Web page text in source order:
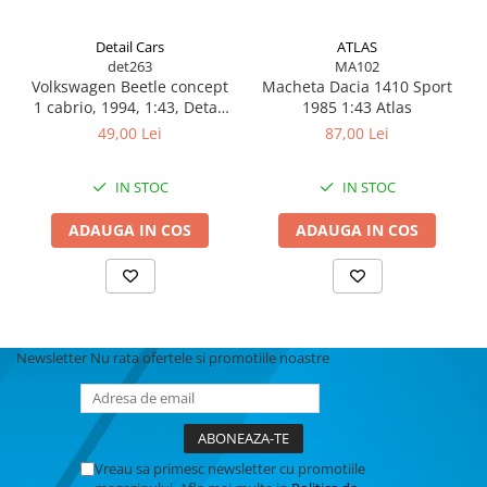
MACHETE ELICOPTERE SI AVIOANE
MACHETE MOTOCICLETE SI
BICICLETE
MACHETE NAVE MILITARE –
de Raliu la Diverse Scari
MACHETE VEHICULE INTERVENTIE
MINI DIORAME
VITRINE, FIGURINE, ACCESORII
MACHETE
ACCESORII CARNAVAL
ACCESORII SI BIJUTERII CARNAVAL
Detail Cars
det263
Volkswagen Beetle concept
1 cabrio, 1994, 1:43, Detail
Cars
49,00 Lei
IN STOC
ADAUGA IN COS
ATLAS
MA102
Macheta Dacia 1410 Sport
1985 1:43 Atlas
87,00 Lei
IN STOC
ADAUGA IN COS
Newsletter Nu rata ofertele si promotiile noastre
Vreau sa primesc newsletter cu promotiile